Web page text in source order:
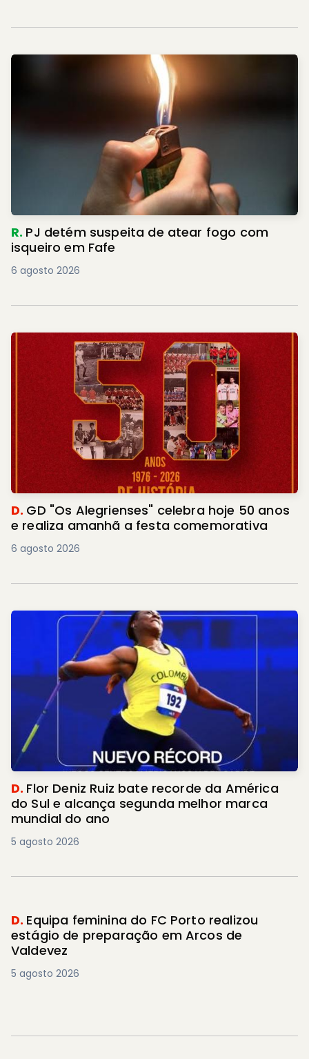
R. PJ detém suspeita de atear fogo com
isqueiro em Fafe
6 agosto 2026
D. GD "Os Alegrienses" celebra hoje 50 anos
e realiza amanhã a festa comemorativa
6 agosto 2026
D. Flor Deniz Ruiz bate recorde da América
do Sul e alcança segunda melhor marca
mundial do ano
5 agosto 2026
D. Equipa feminina do FC Porto realizou
estágio de preparação em Arcos de
Valdevez
5 agosto 2026